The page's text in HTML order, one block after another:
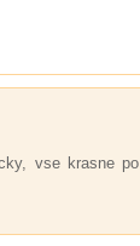
vse krasne po